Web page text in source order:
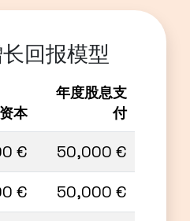
回报模型
本
年度股息支
付
€
50,000 €
€
50,000 €